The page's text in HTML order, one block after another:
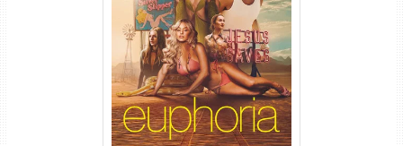
Euphoria 3ª Temporada
Torrent (2026) WEB-DL 1080p
Dual Áudio